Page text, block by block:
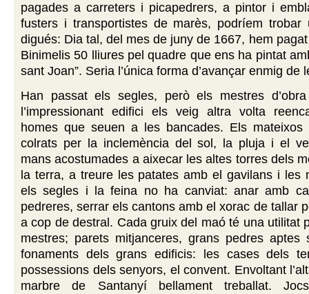
pagades a carreters i picapedrers, a pintor i
fusters i transportistes de marès, podríem trobar
digués: Dia tal, del mes de juny de 1667, hem
Binimelis 50 lliures pel quadre que ens ha pintat
sant Joan”. Seria l’única forma d’avançar enmig de
Han passat els segles, però els mestres
l’impressionant edifici els veig altra volta
homes que seuen a les bancades. Els mateixos
colrats per la inclemència del sol, la pluja i el
mans acostumades a aixecar les altes torres dels
la terra, a treure les patates amb el gavilans i les
els segles i la feina no ha canviat: anar amb
pedreres, serrar els cantons amb el xorac de tallar
a cop de destral. Cada gruix del maó té una utilitat
mestres; parets mitjanceres, grans pedres aptes
fonaments dels grans edificis: les cases dels
possessions dels senyors, el convent. Envoltant
marbre de Santanyí bellament treballat.